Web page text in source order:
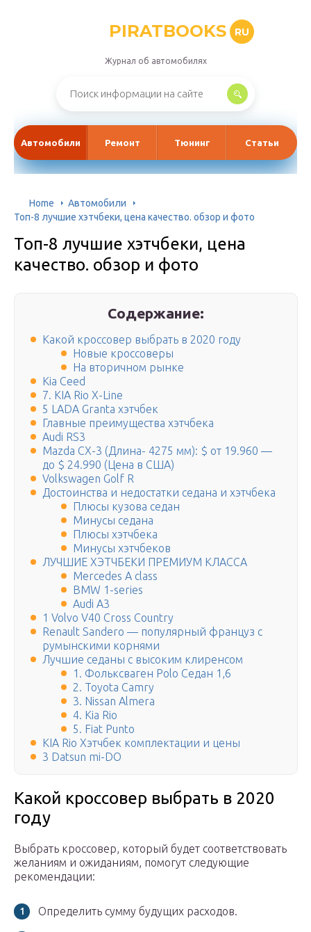
PIRATBOOKS RU
Журнал об автомобилях
Автомобили Ремонт Тюнинг Статьи
Home
Автомобили
Топ-8 лучшие хэтчбеки, цена качество. обзор и фото
Топ-8 лучшие хэтчбеки, цена
качество. обзор и фото
Содержание:
Какой кроссовер выбрать в 2020 году
Новые кроссоверы
На вторичном рынке
Kia Ceed
7. KIA Rio X-Line
5 LADA Granta хэтчбек
Главные преимущества хэтчбека
Audi RS3
Mazda CX-3 (Длина- 4275 мм): $ от 19.960 —
до $ 24.990 (Цена в США)
Volkswagen Golf R
Достоинства и недостатки седана и хэтчбека
Плюсы кузова седан
Минусы седана
Плюсы хэтчбека
Минусы хэтчбеков
ЛУЧШИЕ ХЭТЧБЕКИ ПРЕМИУМ КЛАССА
Mercedes A class
BMW 1-series
Audi A3
1 Volvo V40 Cross Country
Renault Sandero — популярный француз с
румынскими корнями
Лучшие седаны с высоким клиренсом
1. Фольксваген Polo Седан 1,6
2. Toyota Camry
3. Nissan Almera
4. Kia Rio
5. Fiat Punto
KIA Rio Хэтчбек комплектации и цены
3 Datsun mi-DO
Какой кроссовер выбрать в 2020
году
Выбрать кроссовер, который будет соответствовать
желаниям и ожиданиям, помогут следующие
рекомендации:
Определить сумму будущих расходов.